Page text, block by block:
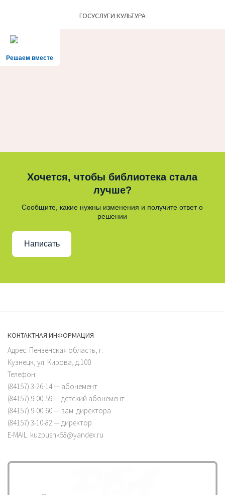
ГОСУСЛУГИ КУЛЬТУРА
Решаем вместе
Хочется, чтобы библиотека стала
лучше?
Сообщите, какие нужны изменения и получите ответ о
решении
Написать
КОНТАКТНАЯ ИНФОРМАЦИЯ
Адрес: Пензенская область, г.
Кузнецк, ул. Кирова, д.100
Телефон:
(84157) 3-26-14 — абонемент
(84157) 9-00-59 — детский абонемент
(84157) 9-00-60 — зам. директора
(84157) 3-10-82 — директор
E-MAIL: kuzpushk58@yandex.ru